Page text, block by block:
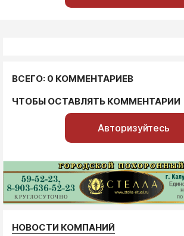
ВСЕГО: 0 КОММЕНТАРИЕВ
ЧТОБЫ ОСТАВЛЯТЬ КОММЕНТАРИИ
Авторизуйтесь
НОВОСТИ КОМПАНИЙ